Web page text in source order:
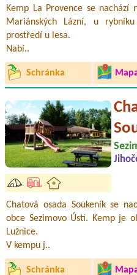
Kemp La Provence se
Mariánských Lázní, u
prostředí u lesa.
Nabí..
Schránka
Chatová osada Soukeník se
obce Sezimovo Ústí. Kemp je
Lužnice.
V kempu j..
Schránka